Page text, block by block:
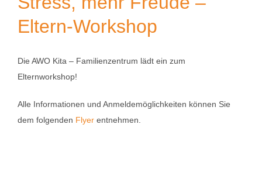
Eltern-Workshop
Die AWO Kita – Familienzentrum lädt ein zum
Elternworkshop!
Alle Informationen und Anmeldemöglichkeiten können Sie
dem folgenden Flyer entnehmen.